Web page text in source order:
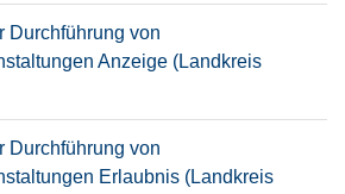
Durchführung von
Anzeige (Landkreis
Durchführung von
Erlaubnis (Landkreis